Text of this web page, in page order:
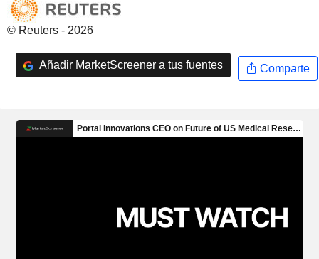
© Reuters - 2026
Añadir MarketScreener a tus fuentes Comparte